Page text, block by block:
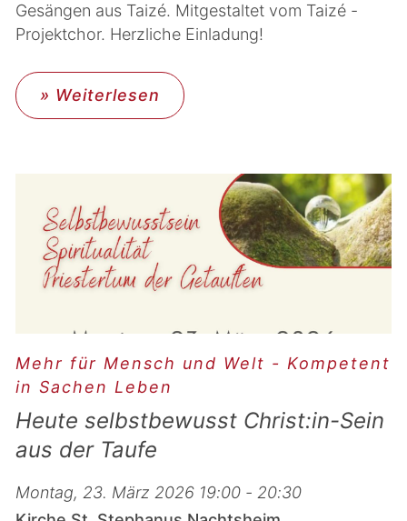
Gesängen aus Taizé. Mitgestaltet vom Taizé -
Projektchor. Herzliche Einladung!
» Weiterlesen
Mehr für Mensch und Welt - Kompetent
in Sachen Leben
Heute selbstbewusst Christ:in-Sein
aus der Taufe
Montag, 23. März 2026 19:00 - 20:30